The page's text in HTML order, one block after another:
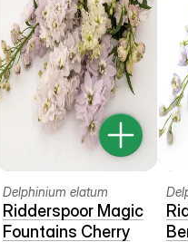
Delphinium elatum
Ridderspoor Magic
Fountains Cherry